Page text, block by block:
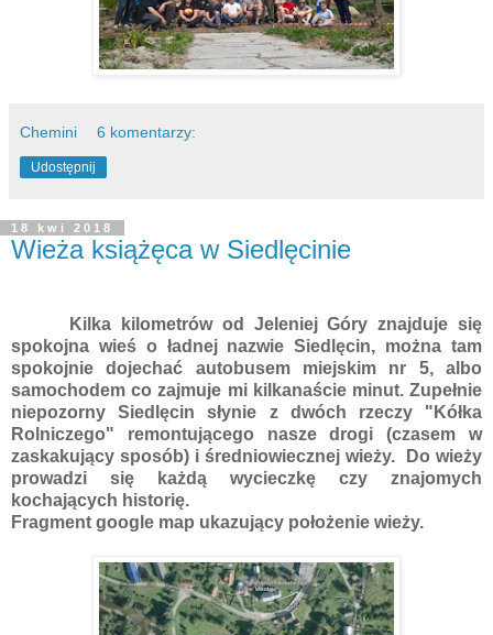
Chemini 6 komentarzy:
Udostępnij
18 kwi 2018
Wieża książęca w Siedlęcinie
Kilka kilometrów od Jeleniej Góry znajduje się
spokojna wieś o ładnej nazwie Siedlęcin, można tam
spokojnie dojechać autobusem miejskim nr 5, albo
samochodem co zajmuje mi kilkanaście minut. Zupełnie
niepozorny Siedlęcin słynie z dwóch rzeczy "Kółka
Rolniczego" remontującego nasze drogi (czasem w
zaskakujący sposób) i średniowiecznej wieży. Do wieży
prowadzi się każdą wycieczkę czy znajomych
kochających historię.
Fragment google map ukazujący położenie wieży.